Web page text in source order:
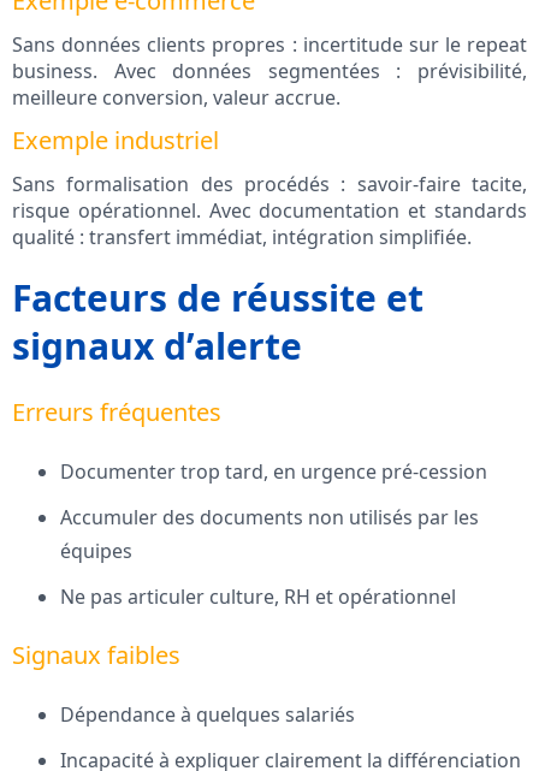
Sans données clients propres : incertitude sur le repeat
business. Avec données segmentées : prévisibilité,
meilleure conversion, valeur accrue.
Exemple industriel
Sans formalisation des procédés : savoir-faire tacite,
risque opérationnel. Avec documentation et standards
qualité : transfert immédiat, intégration simplifiée.
Facteurs de réussite et
signaux d’alerte
Erreurs fréquentes
Documenter trop tard, en urgence pré-cession
Accumuler des documents non utilisés par les
équipes
Ne pas articuler culture, RH et opérationnel
Signaux faibles
Dépendance à quelques salariés
Incapacité à expliquer clairement la différenciation